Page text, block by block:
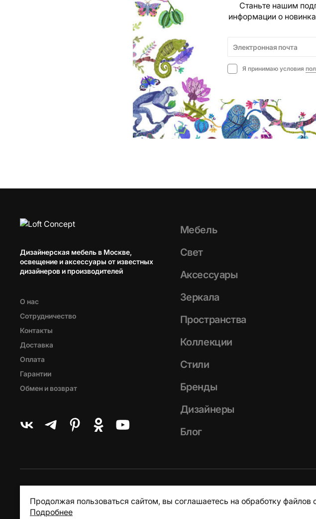
Станьте нашим
информации о
Я принимаю условия
Дизайнерская мебель в Москве,
освещение и аксессуары от известных
дизайнеров и производителей
О нас
Сотрудничество
Контакты
Доставка
Оплата
Гарантии
Обмен и возврат
Мебель
Свет
Аксессуары
Зеркала
Пространства
Коллекции
Стили
Бренды
Дизайнеры
Блог
Продолжая пользоваться сайтом, вы соглашаетесь на обработку
Подробнее